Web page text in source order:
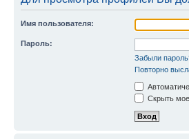
Имя пользователя:
Пароль:
Забыли
Повторно
Скрыть